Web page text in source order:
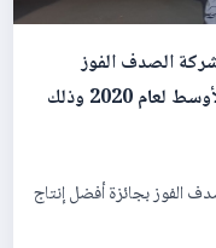
الصدف الفوز
بجائزة أفضل إنتاج عربي في الشرق الأوسط لعام 2020 وذلك
الفوز بجائزة أفضل إنتاج